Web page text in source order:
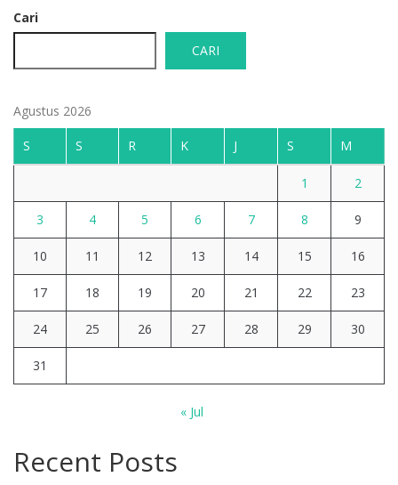
Cari
CARI
Agustus 2026
S S R K J S M
1 2
3 4 5 6 7 8 9
10 11 12 13 14 15 16
17 18 19 20 21 22 23
24 25 26 27 28 29 30
31
« Jul
Recent Posts